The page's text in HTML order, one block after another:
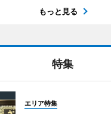
もっと見る
特集
エリア特集